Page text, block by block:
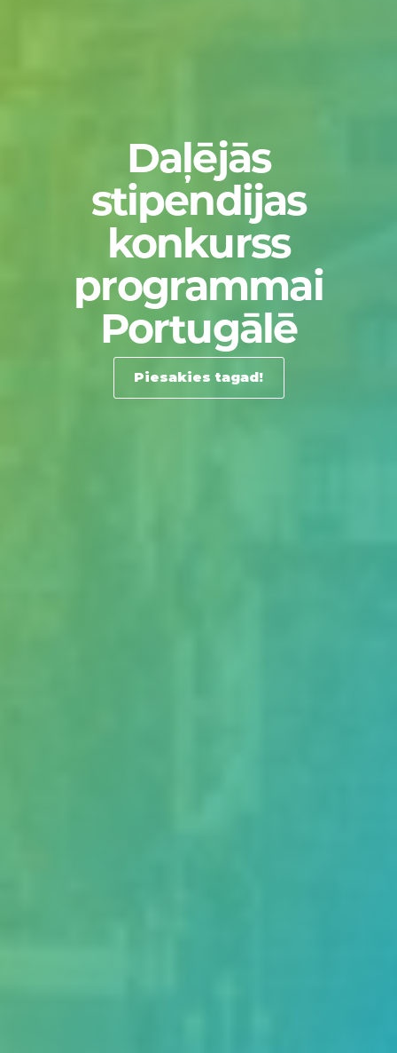
Daļējās
stipendijas
konkurss
programmai
Portugālē
Piesakies tagad!